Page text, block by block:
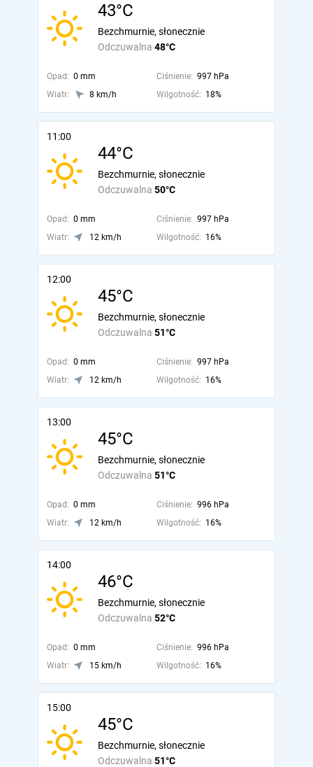
43°C
Odczuwalna 48°C
Bezchmurnie, słonecznie
Opad: 0 mm Ciśnienie: 997 hPa
Wiatr:
8 km/h Wilgotność: 18%
11:00
44°C
Odczuwalna 50°C
Bezchmurnie, słonecznie
Opad: 0 mm Ciśnienie: 997 hPa
Wiatr:
12 km/h Wilgotność: 16%
12:00
45°C
Odczuwalna 51°C
Bezchmurnie, słonecznie
Opad: 0 mm Ciśnienie: 997 hPa
Wiatr:
12 km/h Wilgotność: 16%
13:00
45°C
Odczuwalna 51°C
Bezchmurnie, słonecznie
Opad: 0 mm Ciśnienie: 996 hPa
Wiatr:
12 km/h Wilgotność: 16%
14:00
46°C
Odczuwalna 52°C
Bezchmurnie, słonecznie
Opad: 0 mm Ciśnienie: 996 hPa
Wiatr:
15 km/h Wilgotność: 16%
15:00
45°C
Odczuwalna 51°C
Bezchmurnie, słonecznie